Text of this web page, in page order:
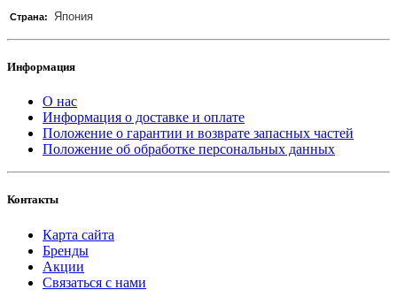
Страна: Япония
Информация
О нас
Информация о доставке и оплате
Положение о гарантии и возврате запасных частей
Положение об обработке персональных данных
Контакты
Карта сайта
Бренды
Акции
Связаться с нами